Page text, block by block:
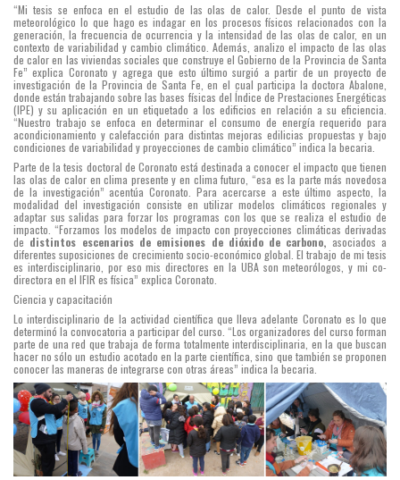
“Mi tesis se enfoca en el estudio de las olas de calor. Desde el punto de vista
meteorológico lo que hago es indagar en los procesos físicos relacionados con la
generación, la frecuencia de ocurrencia y la intensidad de las olas de calor, en un
contexto de variabilidad y cambio climático. Además, analizo el impacto de las olas
de calor en las viviendas sociales que construye el Gobierno de la Provincia de Santa
Fe” explica Coronato y agrega que esto último surgió a partir de un proyecto de
investigación de la Provincia de Santa Fe, en el cual participa la doctora Abalone,
donde están trabajando sobre las bases físicas del Índice de Prestaciones Energéticas
(IPE) y su aplicación en un etiquetado a los edificios en relación a su eficiencia.
“Nuestro trabajo se enfoca en determinar el consumo de energía requerido para
acondicionamiento y calefacción para distintas mejoras edilicias propuestas y bajo
condiciones de variabilidad y proyecciones de cambio climático” indica la becaria.
Parte de la tesis doctoral de Coronato está destinada a conocer el impacto que tienen
las olas de calor en clima presente y en clima futuro, “esa es la parte más novedosa
de la investigación” acentúa Coronato. Para acercarse a este último aspecto, la
modalidad del investigación consiste en utilizar modelos climáticos regionales y
adaptar sus salidas para forzar los programas con los que se realiza el estudio de
impacto. “Forzamos los modelos de impacto con proyecciones climáticas derivadas
de distintos escenarios de emisiones de dióxido de carbono, asociados a
diferentes suposiciones de crecimiento socio-económico global. El trabajo de mi tesis
es interdisciplinario, por eso mis directores en la UBA son meteorólogos, y mi co-
directora en el IFIR es física” explica Coronato.
Ciencia y capacitación
Lo interdisciplinario de la actividad científica que lleva adelante Coronato es lo que
determinó la convocatoria a participar del curso. “Los organizadores del curso forman
parte de una red que trabaja de forma totalmente interdisciplinaria, en la que buscan
hacer no sólo un estudio acotado en la parte científica, sino que también se proponen
conocer las maneras de integrarse con otras áreas” indica la becaria.